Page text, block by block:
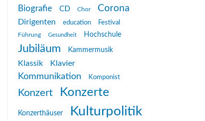
Biografie CD Chor Corona
Dirigenten education
Festival
Führung
Gesundheit Hochschule
Jubiläum Kammermusik
Klassik Klavier
Kommunikation Komponist
Konzert Konzerte
Konzerthäuser Kulturpolitik